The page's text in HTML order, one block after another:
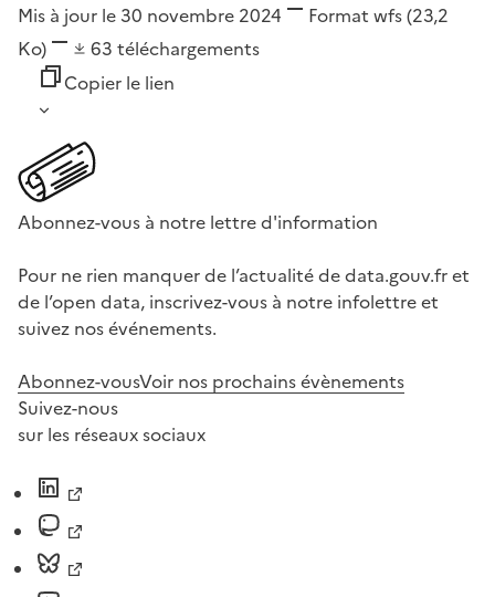
Mis à jour le 30 novembre 2024 Format wfs(23,2
Ko)
63 téléchargements
Copier le lien
Abonnez-vous à notre lettre d'information
Pour ne rien manquer de l’actualité de data.gouv.fr et
de l’open data, inscrivez-vous à notre infolettre et
suivez nos événements.
Abonnez-vousVoir nos prochains évènements
Suivez-nous
sur les réseaux sociaux